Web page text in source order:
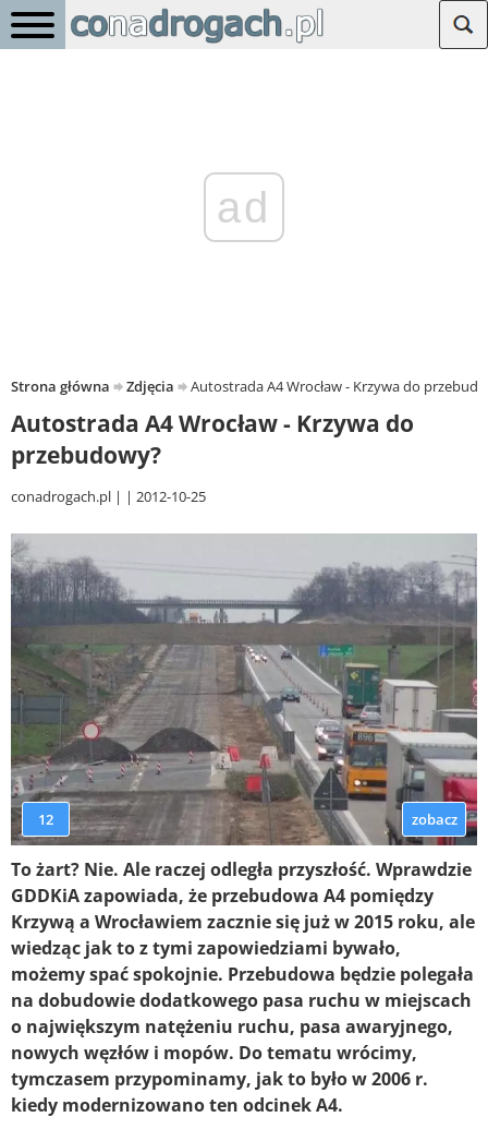
ad
Strona główna Zdjęcia Autostrada A4 Wrocław - Krzywa do
Autostrada A4 Wrocław - Krzywa do
przebudowy?
conadrogach.pl 2012-10-25
12 zobacz
To żart? Nie. Ale raczej odległa przyszłość. Wprawdzie
GDDKiA zapowiada, że przebudowa A4 pomiędzy
Krzywą a Wrocławiem zacznie się już w 2015 roku, ale
wiedząc jak to z tymi zapowiedziami bywało,
możemy spać spokojnie. Przebudowa będzie polegała
na dobudowie dodatkowego pasa ruchu w miejscach
o największym natężeniu ruchu, pasa awaryjnego,
nowych węzłów i mopów. Do tematu wrócimy,
tymczasem przypominamy, jak to było w 2006 r.
kiedy modernizowano ten odcinek A4.